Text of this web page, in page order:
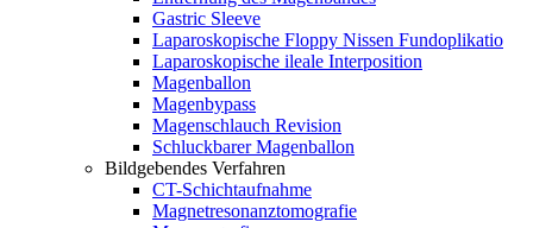
Gastric Sleeve
Laparoskopische Floppy Nissen Fundoplikatio
Laparoskopische ileale Interposition
Magenballon
Magenbypass
Magenschlauch Revision
Schluckbarer Magenballon
Bildgebendes Verfahren
CT-Schichtaufnahme
Magnetresonanztomografie